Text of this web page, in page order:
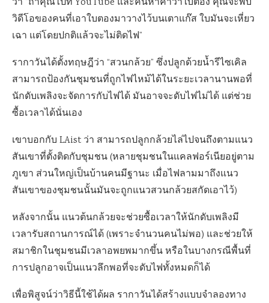
วิดีโอของคนที่เอาใบตองมาวางไว้บนเตาแก๊ส ใบมันจะเหี่ยว
เฉา แต่โดยปกติแล้วจะไม่ติดไฟ”
รากาวันได้ตั้งทฤษฎีว่า “สวนกล้วย” ซึ่งปลูกด้วยน้ำรีไซเคิล
สามารถป้องกันชุมชนที่ถูกไฟไหม้ได้ในระยะเวลานานพอที่
นักดับเพลิงจะจัดการกับไฟได้ มันอาจจะดับไฟไม่ได้ แต่ช่วย
ซื้อเวลาได้นั่นเอง
เขาบอกกับ LAist ว่า สามารถปลูกกล้วยไล่ไปจนถึงตามแนว
สันเขาที่ตั้งติดกับชุมชน (หลายชุมชนในแคลฟอร์เนียอยู่ตาม
ภูเขา ส่วนใหญ่เป็นบ้านคนมีฐานะ เมื่อไฟลามมาถึงแนว
สันเขาของชุมชนนั้นมันจะถูกแนวสวนกล้วยสกัดเอาไว้)
หลังจากนั้น แนวต้นกล้วยจะช่วยซื้อเวลาให้นักดับเพลิงมี
เวลารับสถานการณ์ได้ (เพราะจำนวนคนไม่พอ) และช่วยให้
สมาชิกในชุมชนมีเวลาอพยพมากขึ้น หรือในบางกรณีพื้นที่
การปลูกอาจเป็นแนวลึกพอที่จะดับไฟทั้งหมดก็ได้
เพื่อพิสูจน์ว่าวิธีนี้ใช้ได้ผล รากาวันได้สร้างแบบจำลองทาง